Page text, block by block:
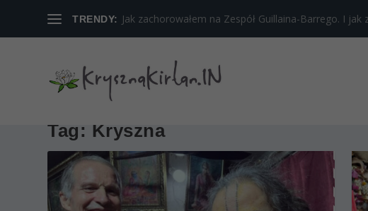
TRENDY: Jak zachorowałem na Zespół Guillaina-Barrego. I jak
Tag: Kryszna